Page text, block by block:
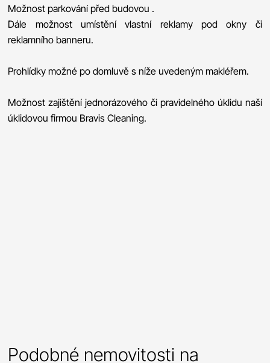
Možnost parkování před budovou .
Dále možnost umístění vlastní reklamy pod okny či
reklamního banneru.
Prohlídky možné po domluvě s níže uvedeným makléřem.
Možnost zajištění jednorázového či pravidelného úklidu naší
úklidovou firmou Bravis Cleaning.
Podobné nemovitosti na